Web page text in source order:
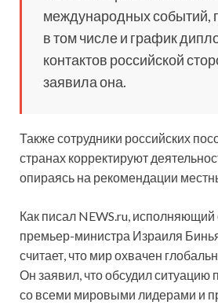
международных событий,
в том числе и график
контактов российской
заявила она.
Также сотрудники российских
странах корректируют
опираясь на рекомендации
Как писал NEWS.ru, исполняющий
премьер-министра Израиля
считает, что мир охвачен
Он заявил, что обсудил ситуацию
со всеми мировыми лидерами и